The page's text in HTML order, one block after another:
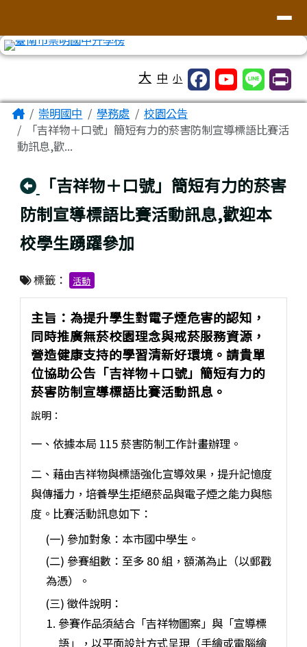
大 中 小
主內容區域
Home崇明國中 學務處
校園公告
「吉祥物＋口號」簡短有力的菸害防制宣導標語比賽活
動訊息,歡...
回上頁
「吉祥物＋口號」簡短有力的菸害
防制宣導標語比賽活動訊息,歡迎本
校學生踴躍參加
標籤： 活動
主旨：為提升學生對電子煙危害的認知，
同時推廣無菸校園理念與戒菸服務資源，
營造健康支持的學習清新好環境。請貴單
位協助公告「吉祥物＋口號」簡短有力的
菸害防制宣導標語比賽活動訊息。
說明：
一、依據本局 115 菸害防制工作計畫辦理。
二、藉由吉祥物與標語強化宣導效果，提升記憶度
與傳播力，培養學生拒絕菸品與電子煙之能力與態
度。比賽活動訊息如下：
(一) 參加對象：本市國中學生。
(二) 參賽組數：至多 80 組，額滿為止（以郵戳
為憑）。
(三) 徵件說明：
參賽作品須結合「吉祥物圖案」與「宣導標
語」，以平面設計方式呈現（手繪或電腦繪
頁尾區域